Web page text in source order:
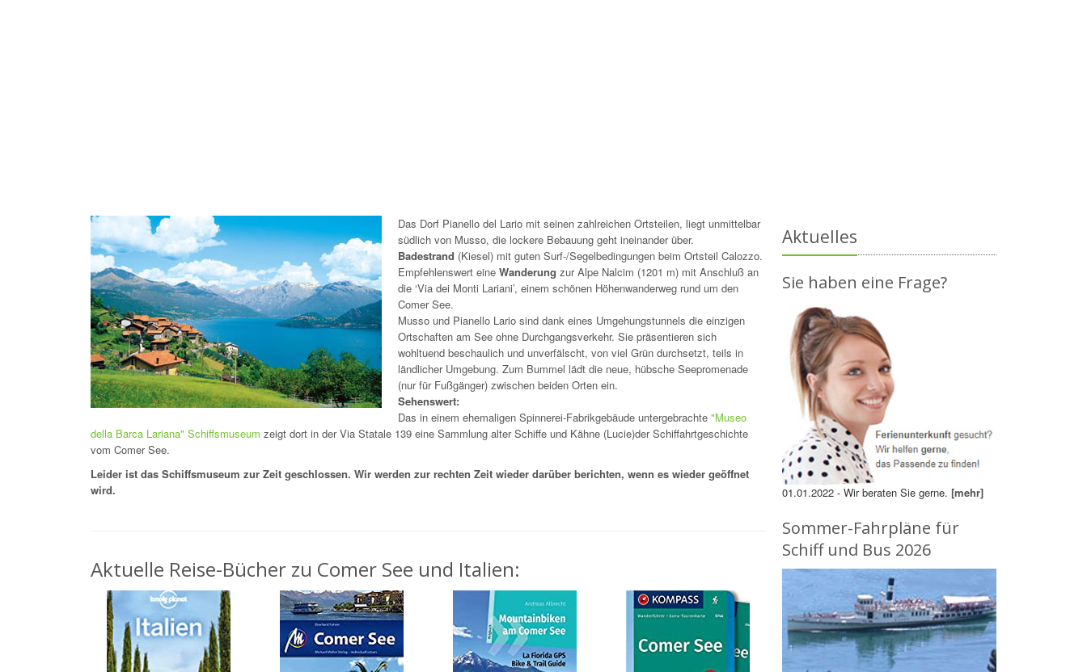
Das Dorf Pianello del Lario mit seinen zahlreichen Ortsteilen, liegt unmittelbar
südlich von Musso, die lockere Bebauung geht ineinander über.
Badestrand (Kiesel) mit guten Surf-/Segelbedingungen beim Ortsteil Calozzo.
Empfehlenswert eine Wanderung zur Alpe Nalcim (1201 m) mit Anschluß an
die ‘Via dei Monti Lariani’, einem schönen Höhenwanderweg rund um den
Comer See.
Musso und Pianello Lario sind dank eines Umgehungstunnels die einzigen
Ortschaften am See ohne Durchgangsverkehr. Sie präsentieren sich
wohltuend beschaulich und unverfälscht, von viel Grün durchsetzt, teils in
ländlicher Umgebung. Zum Bummel lädt die neue, hübsche Seepromenade
(nur für Fußgänger) zwischen beiden Orten ein.
Sehenswert:
Das in einem ehemaligen Spinnerei-Fabrikgebäude untergebrachte "Museo
della Barca Lariana" Schiffsmuseum zeigt dort in der Via Statale 139 eine Sammlung alter Schiffe und Kähne (Lucie)der Schiffahrtgeschichte
vom Comer See.
Leider ist das Schiffsmuseum zur Zeit geschlossen. Wir werden zur rechten Zeit wieder darüber berichten, wenn es wieder geöffnet
wird.
Aktuelle Reise-Bücher zu Comer See und Italien:
Aktuelles
Sie haben eine Frage?
01.01.2022 - Wir beraten Sie gerne. [mehr]
Sommer-Fahrpläne für
Schiff und Bus 2026